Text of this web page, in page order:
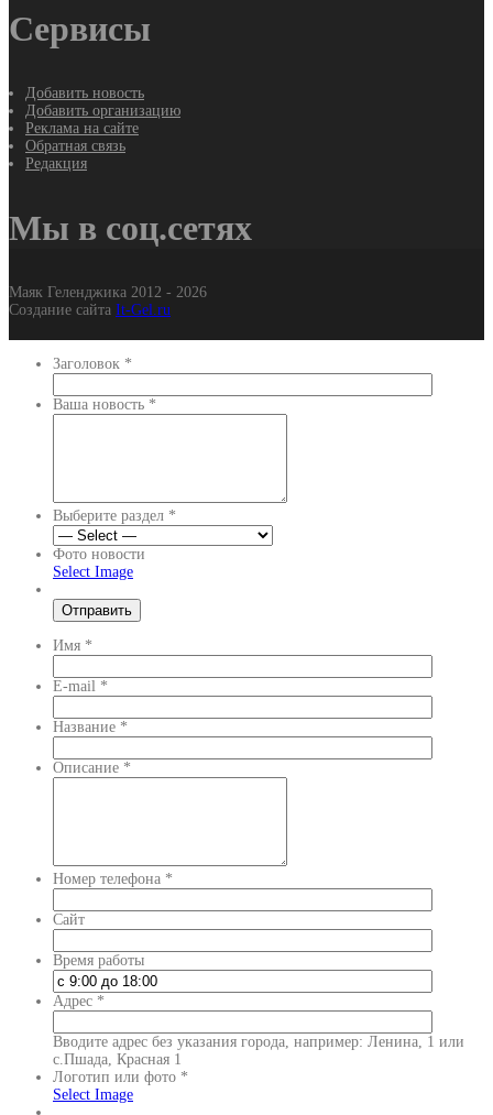
Сервисы
Добавить новость
Добавить организацию
Реклама на сайте
Обратная связь
Редакция
Мы в соц.сетях
Маяк Геленджика 2012 - 2026
Создание сайта It-Gel.ru
Заголовок *
Ваша новость *
Выберите раздел *
Фото новости
Select Image
Имя *
E-mail *
Название *
Описание *
Номер телефона *
Сайт
Время работы
Адрес *
Вводите адрес без указания города, например: Ленина, 1 или
с.Пшада, Красная 1
Логотип или фото *
Select Image